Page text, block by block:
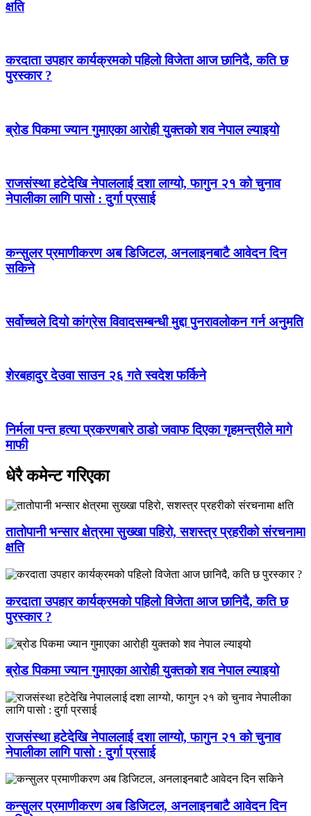
क्षति
करदाता उपहार कार्यक्रमको पहिलो विजेता आज छानिदै, कति छ
पुरस्कार ?
ब्रोड पिकमा ज्यान गुमाएका आरोही युक्तको शव नेपाल ल्याइयो
राजसंस्था हटेदेखि नेपाललाई दशा लाग्यो, फागुन २१ को चुनाव
नेपालीका लागि पासो : दुर्गा प्रसाई
कन्सुलर प्रमाणीकरण अब डिजिटल, अनलाइनबाटै आवेदन दिन
सकिने
सर्वोच्चले दियो कांग्रेस विवादसम्बन्धी मुद्दा पुनरावलोकन गर्न अनुमति
शेरबहादुर देउवा साउन २६ गते स्वदेश फर्किने
निर्मला पन्त हत्या प्रकरणबारे ठाडो जवाफ दिएका गृहमन्त्रीले मागे
माफी
धेरै कमेन्ट गरिएका
तातोपानी भन्सार क्षेत्रमा सुख्खा पहिरो, सशस्त्र प्रहरीको संरचनामा
क्षति
करदाता उपहार कार्यक्रमको पहिलो विजेता आज छानिदै, कति छ
पुरस्कार ?
ब्रोड पिकमा ज्यान गुमाएका आरोही युक्तको शव नेपाल ल्याइयो
राजसंस्था हटेदेखि नेपाललाई दशा लाग्यो, फागुन २१ को चुनाव
नेपालीका लागि पासो : दुर्गा प्रसाई
कन्सुलर प्रमाणीकरण अब डिजिटल, अनलाइनबाटै आवेदन दिन